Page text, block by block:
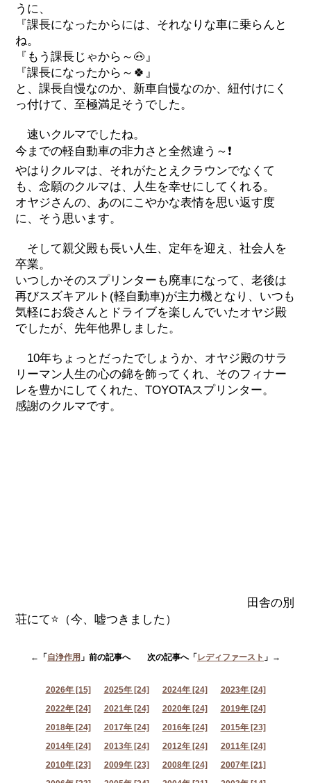
うに、
『課長になったからには、それなりな車に乗らんと
ね。
『もう課長じゃから～🐽』
『課長になったから～🍀』
と、課長自慢なのか、新車自慢なのか、紐付けにく
っ付けて、至極満足そうでした。
速いクルマでしたね。
今までの軽自動車の非力さと全然違う～❗
やはりクルマは、それがたとえクラウンでなくて
も、念願のクルマは、人生を幸せにしてくれる。
オヤジさんの、あのにこやかな表情を思い返す度
に、そう思います。
そして親父殿も長い人生、定年を迎え、社会人を
卒業。
いつしかそのスプリンターも廃車になって、老後は
再びスズキアルト(軽自動車)が主力機となり、いつも
気軽にお袋さんとドライブを楽しんでいたオヤジ殿
でしたが、先年他界しました。
10年ちょっとだったでしょうか、オヤジ殿のサラ
リーマン人生の心の錦を飾ってくれ、そのフィナー
レを豊かにしてくれた、TOYOTAスプリンター。
感謝のクルマです。
田舎の別
荘にて⭐️（今、嘘つきました）
←「自浄作用 」前の記事へ 次の記事へ「レディファースト 」→
2026年 [15] 2025年 [24] 2024年 [24]
2023年 [24]
2022年 [24]
2021年 [24] 2020年 [24]
2019年 [24]
2018年 [24]
2017年 [24] 2016年 [24]
2015年 [23]
2014年 [24]
2013年 [24] 2012年 [24]
2011年 [24]
2010年 [23]
2009年 [23] 2008年 [24]
2007年 [21]